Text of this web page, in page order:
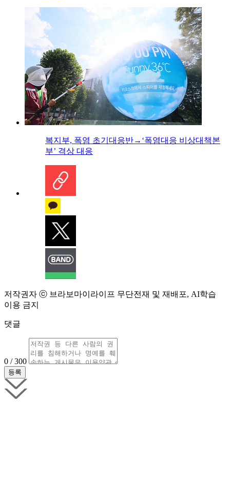
복지부, 폭염 초기대응반→‘폭염대응 비상대책본
부’ 격상 대응
저작권자 ⓒ 브라보마이라이프 무단전재 및 재배포, AI학습
이용 금지
댓글
0 / 300